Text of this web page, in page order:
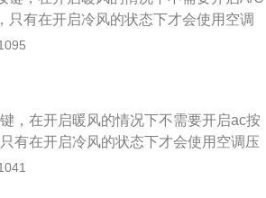
导致车辆的冷凝器压力过大，减少空调
有在开启冷风的状态下才会使用空调
气调节装置，能对车厢内空气进行制
：按下A/C按钮后，空调压缩机的离合
行，压缩机运行时可以不断压缩制冷剂
发箱内不断膨胀吸热。制冷剂可以冷却
吹来的风，这样汽车空调的出风口就可
制暖是通过汽车自身发动机发热产生
，在开启暖风的情况下不需要开启ac按
有在开启冷风的状态下才会使用空调压
还有冷凝器、蒸发器、膨胀阀等，在使